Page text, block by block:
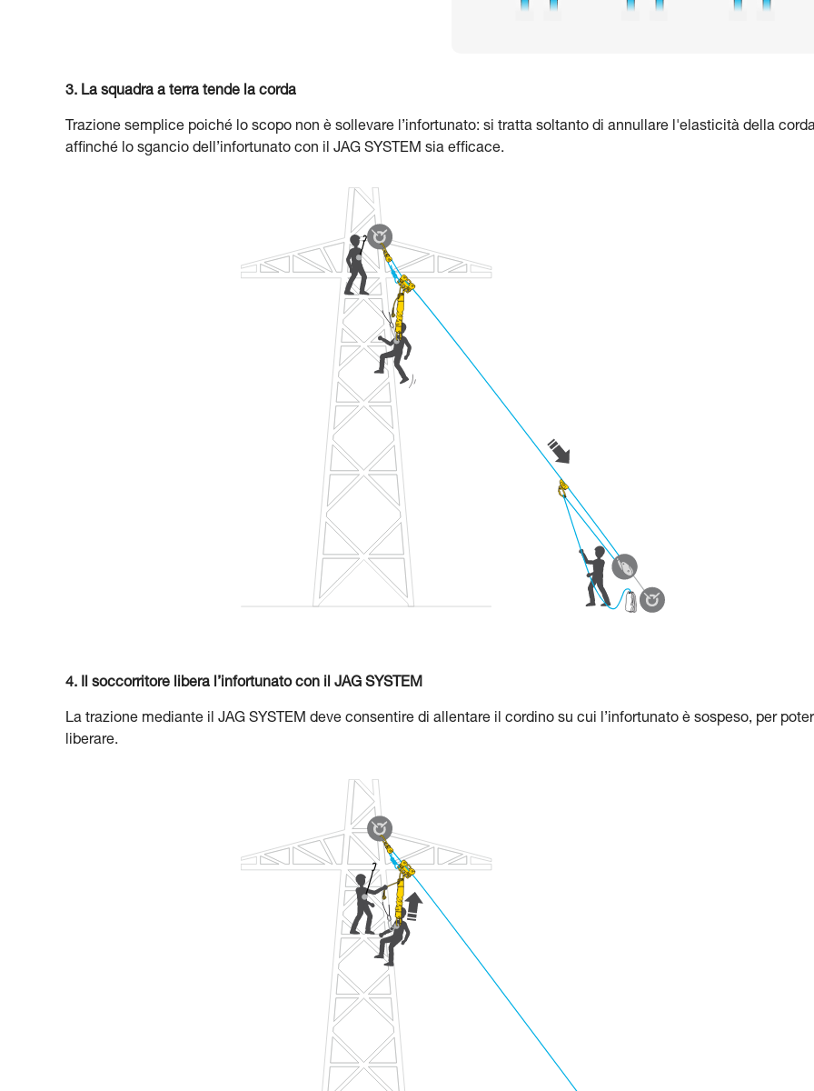
3. La squadra a terra tende la corda
Trazione semplice poiché lo scopo non è sollevare l’infortunato: si tratta soltanto di annullare l'elasticità della
affinché lo sgancio dell’infortunato con il JAG SYSTEM sia efficace.
4. Il soccorritore libera l’infortunato con il JAG SYSTEM
La trazione mediante il JAG SYSTEM deve consentire di allentare il cordino su cui l’infortunato è sospeso, per
liberare.